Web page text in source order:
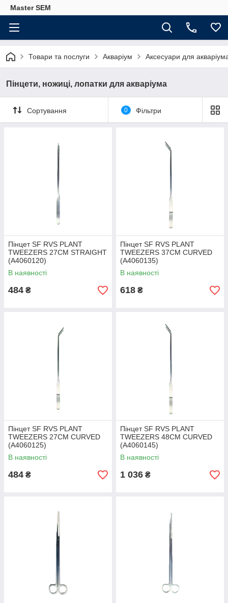
Master SEM
Товари та послуги Акваріум Аксесуари для
Пінцети, ножиці, лопатки для акваріума
Сортування 0 Фільтри
Пінцет SF RVS PLANT
TWEEZERS 27CM STRAIGHT
(A4060120)
В наявності
484 ₴
Пінцет SF RVS PLANT
TWEEZERS 37CM CURVED
(A4060135)
В наявності
618 ₴
Пінцет SF RVS PLANT
TWEEZERS 27CM CURVED
(A4060125)
В наявності
484 ₴
Пінцет SF RVS PLANT
TWEEZERS 48CM CURVED
(A4060145)
В наявності
1 036 ₴